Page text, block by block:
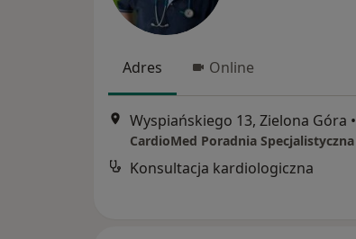
Adres Online
Wyspiańskiego 13, Zielona Góra •
CardioMed Poradnia Specjalistyczna
Konsultacja kardiologiczna